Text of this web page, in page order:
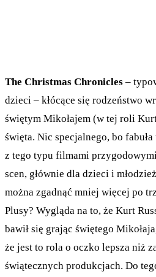
The Christmas Chronicles –
dzieci – kłócące się rodzeństwo
świętym Mikołajem (w tej roli
święta. Nic specjalnego, bo
z tego typu filmami
scen, głównie dla dzieci i
można zgadnąć mniej więcej po
Plusy? Wygląda na to, że Kurt
bawił się grając świętego
że jest to rola o oczko lepsza niż
świątecznych produkcjach. Do